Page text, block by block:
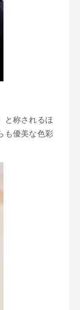
と称されるほ
も優美な色彩